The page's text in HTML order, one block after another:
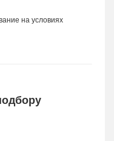
на условиях